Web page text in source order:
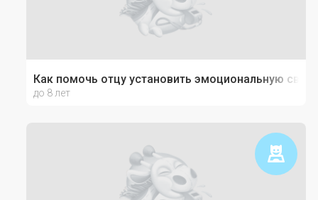
Как помочь отцу установить эмоциональную
до 8 лет